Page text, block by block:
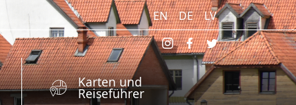
EN DE
LV
Karten und
Reiseführer